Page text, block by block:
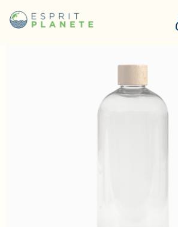
PERSONNALISATION EN
DEVIS
Accueil Gourde écologique